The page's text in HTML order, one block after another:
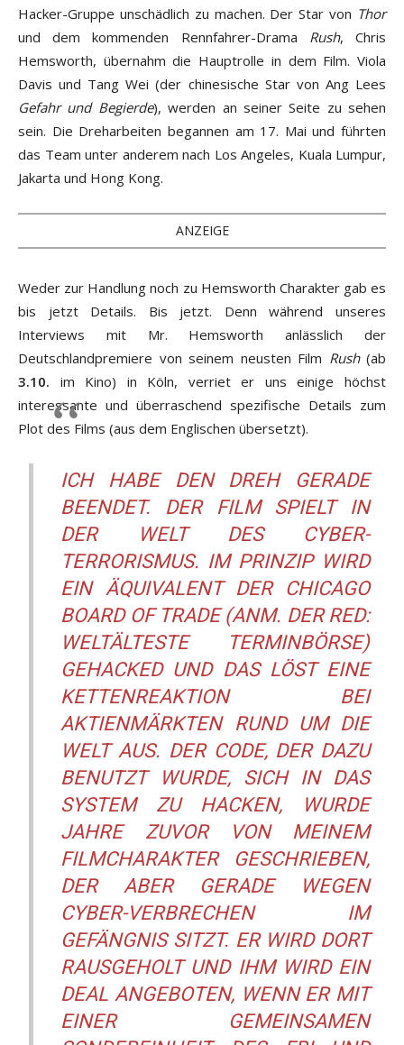
Hacker-Gruppe unschädlich zu machen. Der Star von Thor
und dem kommenden Rennfahrer-Drama Rush, Chris
Hemsworth, übernahm die Hauptrolle in dem Film. Viola
Davis und Tang Wei (der chinesische Star von Ang Lees
Gefahr und Begierde), werden an seiner Seite zu sehen
sein. Die Dreharbeiten begannen am 17. Mai und führten
das Team unter anderem nach Los Angeles, Kuala Lumpur,
Jakarta und Hong Kong.
ANZEIGE
Weder zur Handlung noch zu Hemsworth Charakter gab es
bis jetzt Details. Bis jetzt. Denn während unseres
Interviews mit Mr. Hemsworth anlässlich der
Deutschlandpremiere von seinem neusten Film Rush(ab
3.10. im Kino) in Köln, verriet er uns einige höchst
interessante und überraschend spezifische Details zum
Plot des Films (aus dem Englischen übersetzt).
ICH HABE DEN DREH GERADE
BEENDET. DER FILM SPIELT IN
DER WELT DES CYBER-
TERRORISMUS. IM PRINZIP WIRD
EIN ÄQUIVALENT DER CHICAGO
BOARD OF TRADE (ANM. DER RED:
WELTÄLTESTE TERMINBÖRSE)
GEHACKED UND DAS LÖST EINE
KETTENREAKTION BEI
AKTIENMÄRKTEN RUND UM DIE
WELT AUS. DER CODE, DER DAZU
BENUTZT WURDE, SICH IN DAS
SYSTEM ZU HACKEN, WURDE
JAHRE ZUVOR VON MEINEM
FILMCHARAKTER GESCHRIEBEN,
DER ABER GERADE WEGEN
CYBER-VERBRECHEN IM
GEFÄNGNIS SITZT. ER WIRD DORT
RAUSGEHOLT UND IHM WIRD EIN
DEAL ANGEBOTEN, WENN ER MIT
EINER GEMEINSAMEN